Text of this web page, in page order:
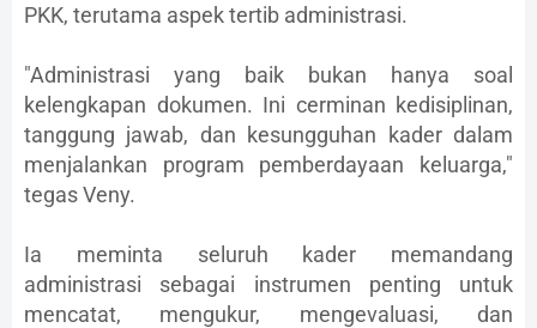
PKK, terutama aspek tertib administrasi.
"Administrasi yang baik bukan hanya soal
kelengkapan dokumen. Ini cerminan kedisiplinan,
tanggung jawab, dan kesungguhan kader dalam
menjalankan program pemberdayaan keluarga,"
tegas Veny.
Ia meminta seluruh kader memandang
administrasi sebagai instrumen penting untuk
mencatat, mengukur, mengevaluasi, dan